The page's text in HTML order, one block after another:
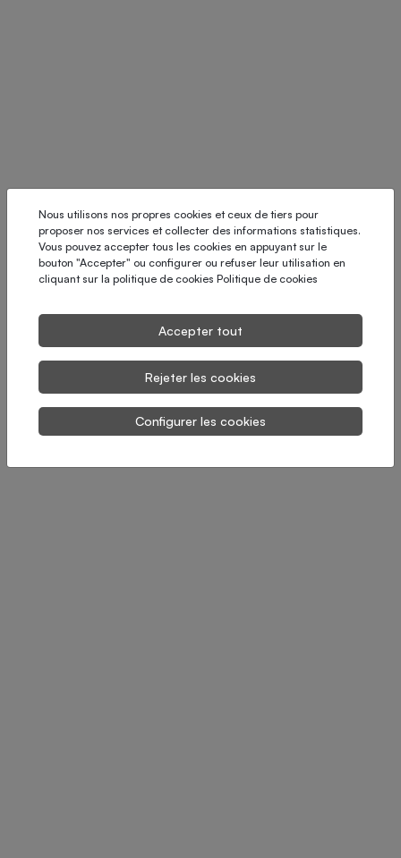
Nous utilisons nos propres cookies et ceux de tiers pour
proposer nos services et collecter des informations statistiques.
Vous pouvez accepter tous les cookies en appuyant sur le
bouton "Accepter" ou configurer ou refuser leur utilisation en
cliquant sur la politique de cookies Politique de cookies
Accepter tout
Rejeter les cookies
Configurer les cookies